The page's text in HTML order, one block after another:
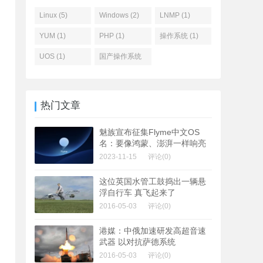
Linux (5) Windows (2) LNMP (1)
YUM (1) PHP (1) 操作系统 (1)
UOS (1) 国产操作系统
热门文章
魅族宣布征集Flyme中文OS
名：要像鸿蒙、澎湃一样响亮
2023-11-15 评论(0)
这位英国水管工鼓捣出一辆悬
浮自行车 真飞起来了
2016-05-03 评论(0)
港媒：中俄加速研发高超音速
武器 以对抗萨德系统
2016-05-03 评论(0)